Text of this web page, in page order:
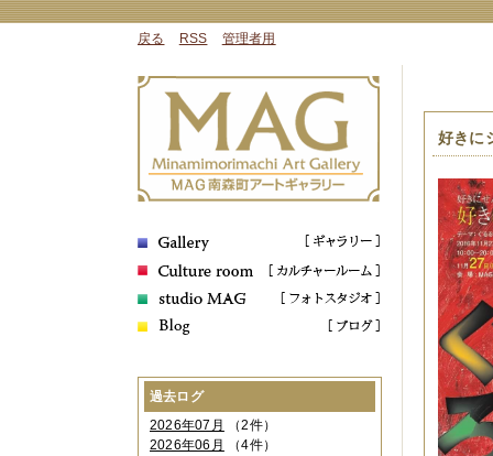
戻る RSS 管理者用
好きに
過去ログ
2026年07月
（2件）
2026年06月
（4件）